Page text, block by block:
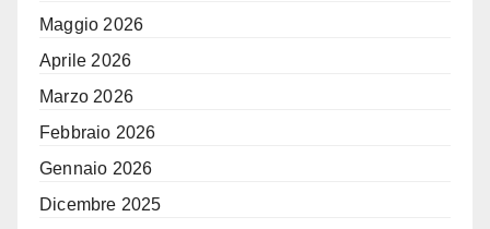
Maggio 2026
Aprile 2026
Marzo 2026
Febbraio 2026
Gennaio 2026
Dicembre 2025